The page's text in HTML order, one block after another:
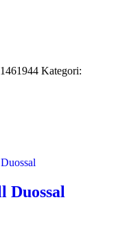
Kategori:
Duossal